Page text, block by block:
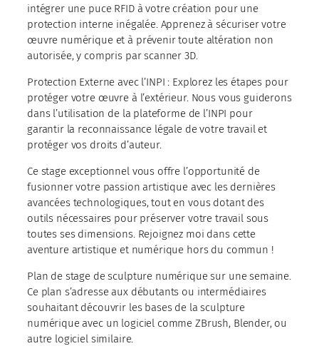
intégrer une puce RFID à votre création pour une
protection interne inégalée. Apprenez à sécuriser votre
œuvre numérique et à prévenir toute altération non
autorisée, y compris par scanner 3D.
Protection Externe avec l’INPI : Explorez les étapes pour
protéger votre œuvre à l’extérieur. Nous vous guiderons
dans l’utilisation de la plateforme de l’INPI pour
garantir la reconnaissance légale de votre travail et
protéger vos droits d’auteur.
Ce stage exceptionnel vous offre l’opportunité de
fusionner votre passion artistique avec les dernières
avancées technologiques, tout en vous dotant des
outils nécessaires pour préserver votre travail sous
toutes ses dimensions. Rejoignez moi dans cette
aventure artistique et numérique hors du commun !
Plan de stage de sculpture numérique sur une semaine.
Ce plan s’adresse aux débutants ou intermédiaires
souhaitant découvrir les bases de la sculpture
numérique avec un logiciel comme ZBrush, Blender, ou
autre logiciel similaire.